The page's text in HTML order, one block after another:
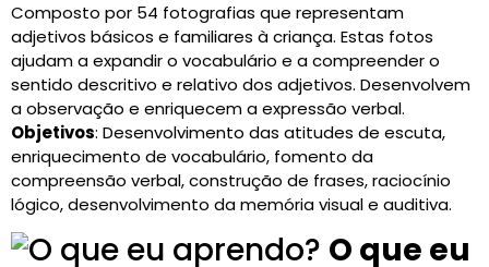
Catálogos
CARRINHO
0 items
Composto por 54 fotografias que representam
adjetivos básicos e familiares à criança. Estas fotos
ajudam a expandir o vocabulário e a compreender o
sentido descritivo e relativo dos adjetivos. Desenvolvem
a observação e enriquecem a expressão verbal.
Objetivos: Desenvolvimento das atitudes de escuta,
enriquecimento de vocabulário, fomento da
compreensão verbal, construção de frases, raciocínio
lógico, desenvolvimento da memória visual e auditiva.
O que eu